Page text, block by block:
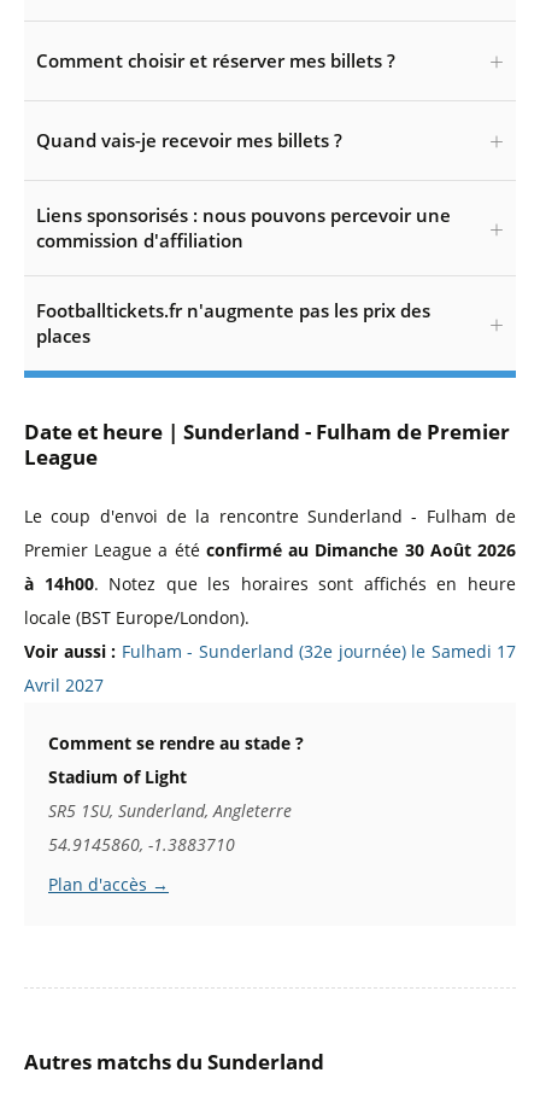
Comment choisir et réserver mes billets ?
Quand vais-je recevoir mes billets ?
Liens sponsorisés : nous pouvons percevoir une
commission d'affiliation
Footballtickets.fr n'augmente pas les prix des
places
Date et heure | Sunderland - Fulham de Premier
League
Le coup d'envoi de la rencontre Sunderland - Fulham de
Premier League a été confirmé au Dimanche 30 Août 2026
à 14h00. Notez que les horaires sont affichés en heure
locale (BST Europe/London).
Voir aussi : Fulham - Sunderland (32e journée) le Samedi 17
Avril 2027
Comment se rendre au stade ?
Stadium of Light
SR5 1SU, Sunderland, Angleterre
54.9145860, -1.3883710
Plan d'accès →
Autres matchs du Sunderland